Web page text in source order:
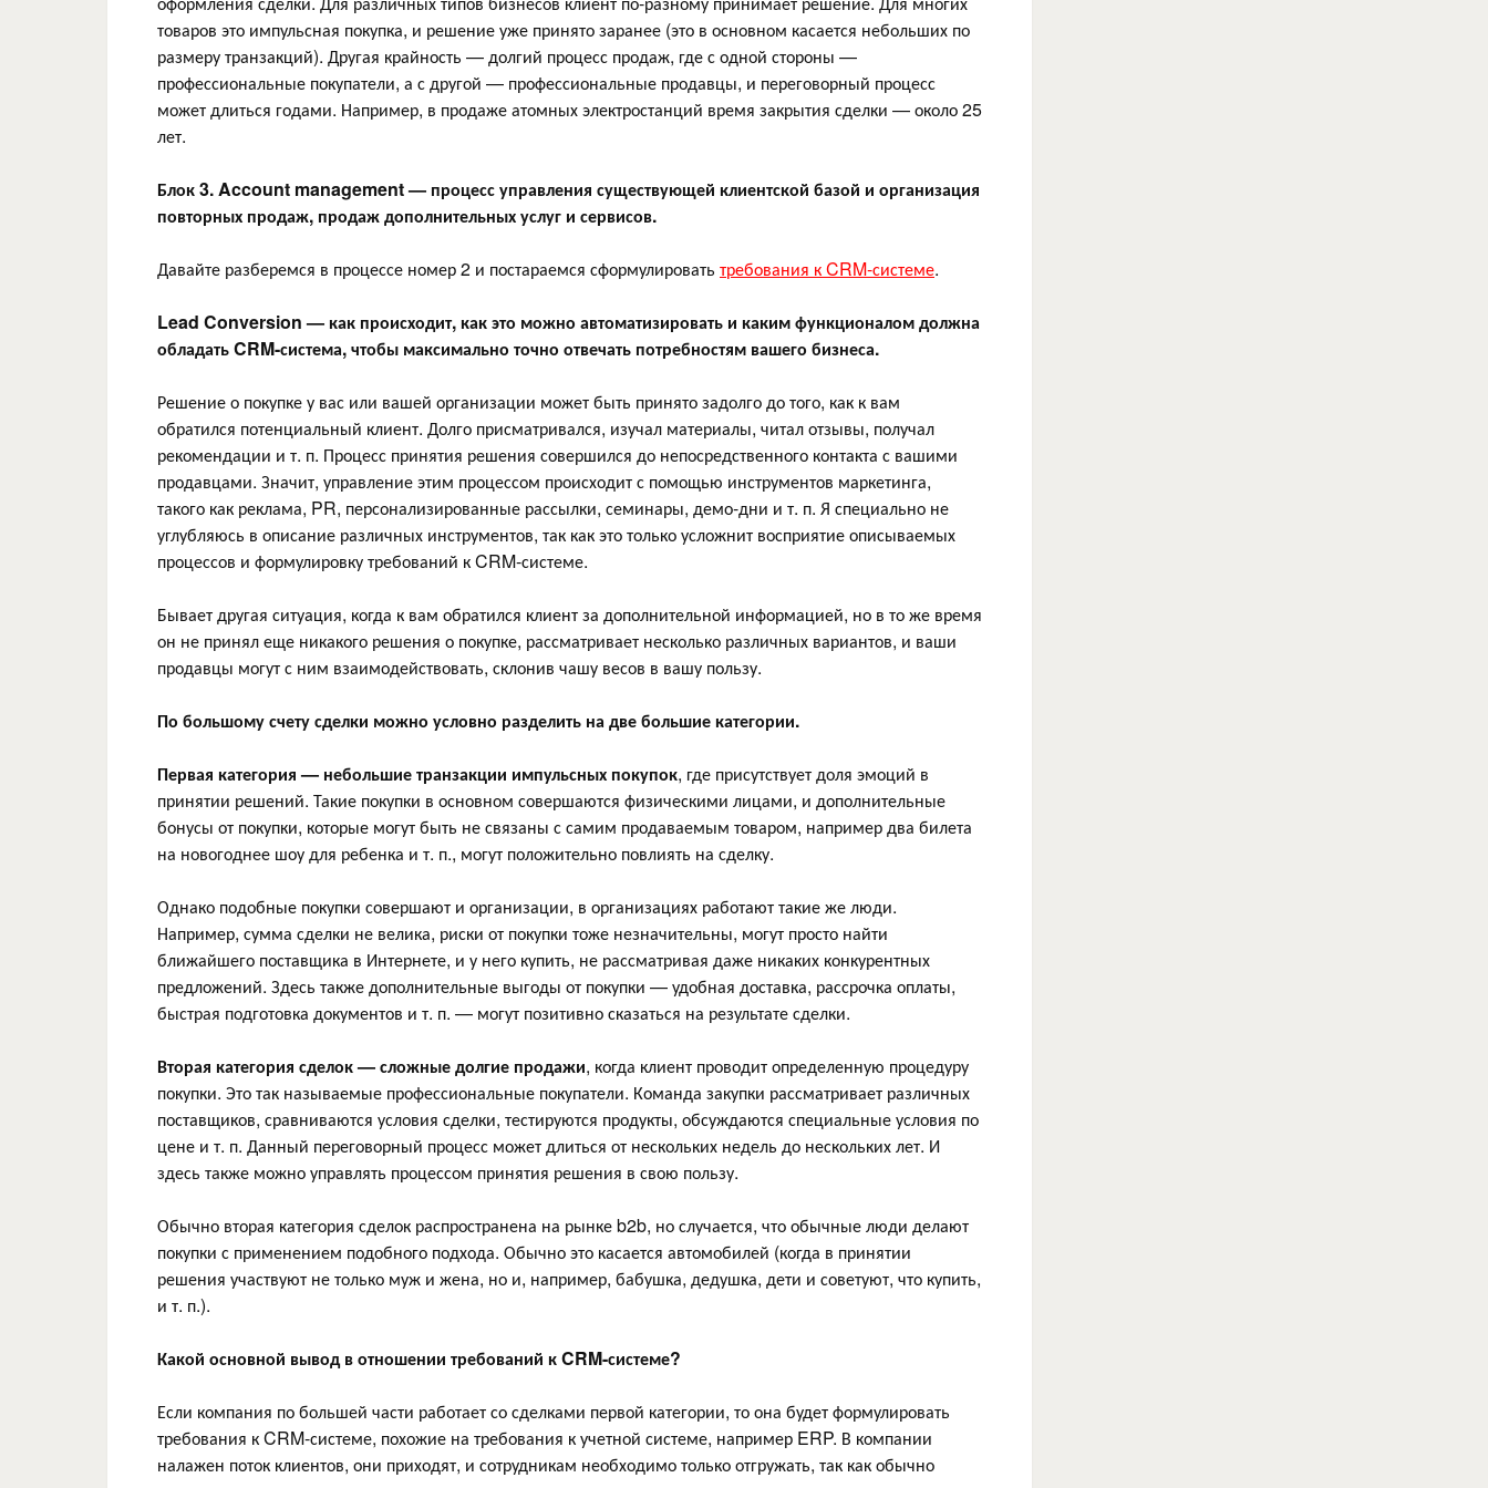
товаров это импульсная покупка, и решение уже принято заранее (это в основном касается небольших по
размеру транзакций). Другая крайность — долгий процесс продаж, где с одной стороны —
профессиональные покупатели, а с другой — профессиональные продавцы, и переговорный процесс
может длиться годами. Например, в продаже атомных электростанций время закрытия сделки — около 25
лет.
Блок 3. Account management — процесс управления существующей клиентской базой и организация
повторных продаж, продаж дополнительных услуг и сервисов.
Давайте разберемся в процессе номер 2 и постараемся сформулировать требования к CRM-системе.
Lead Conversion — как происходит, как это можно автоматизировать и каким функционалом должна
обладать CRM-система, чтобы максимально точно отвечать потребностям вашего бизнеса.
Решение о покупке у вас или вашей организации может быть принято задолго до того, как к вам
обратился потенциальный клиент. Долго присматривался, изучал материалы, читал отзывы, получал
рекомендации и т. п. Процесс принятия решения совершился до непосредственного контакта с вашими
продавцами. Значит, управление этим процессом происходит с помощью инструментов маркетинга,
такого как реклама, PR, персонализированные рассылки, семинары, демо-дни и т. п. Я специально не
углубляюсь в описание различных инструментов, так как это только усложнит восприятие описываемых
процессов и формулировку требований к CRM-системе.
Бывает другая ситуация, когда к вам обратился клиент за дополнительной информацией, но в то же время
он не принял еще никакого решения о покупке, рассматривает несколько различных вариантов, и ваши
продавцы могут с ним взаимодействовать, склонив чашу весов в вашу пользу.
По большому счету сделки можно условно разделить на две большие категории.
Первая категория — небольшие транзакции импульсных покупок, где присутствует доля эмоций в
принятии решений. Такие покупки в основном совершаются физическими лицами, и дополнительные
бонусы от покупки, которые могут быть не связаны с самим продаваемым товаром, например два билета
на новогоднее шоу для ребенка и т. п., могут положительно повлиять на сделку.
Однако подобные покупки совершают и организации, в организациях работают такие же люди.
Например, сумма сделки не велика, риски от покупки тоже незначительны, могут просто найти
ближайшего поставщика в Интернете, и у него купить, не рассматривая даже никаких конкурентных
предложений. Здесь также дополнительные выгоды от покупки — удобная доставка, рассрочка оплаты,
быстрая подготовка документов и т. п. — могут позитивно сказаться на результате сделки.
Вторая категория сделок — сложные долгие продажи, когда клиент проводит определенную процедуру
покупки. Это так называемые профессиональные покупатели. Команда закупки рассматривает различных
поставщиков, сравниваются условия сделки, тестируются продукты, обсуждаются специальные условия по
цене и т. п. Данный переговорный процесс может длиться от нескольких недель до нескольких лет. И
здесь также можно управлять процессом принятия решения в свою пользу.
Обычно вторая категория сделок распространена на рынке b2b, но случается, что обычные люди делают
покупки с применением подобного подхода. Обычно это касается автомобилей (когда в принятии
решения участвуют не только муж и жена, но и, например, бабушка, дедушка, дети и советуют, что купить,
и т. п.).
Какой основной вывод в отношении требований к CRM-системе?
Если компания по большей части работает со сделками первой категории, то она будет формулировать
требования к CRM-системе, похожие на требования к учетной системе, например ERP. В компании
налажен поток клиентов, они приходят, и сотрудникам необходимо только отгружать, так как обычно